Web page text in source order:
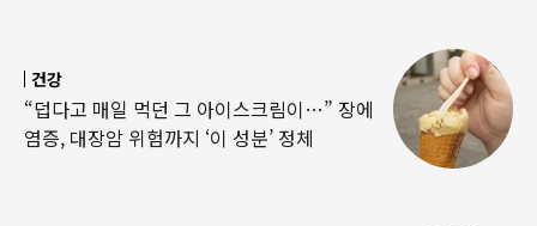
건강
“덥다고 매일 먹던 그 아이스크림이…” 장에
염증, 대장암 위험까지 ‘이 성분’ 정체